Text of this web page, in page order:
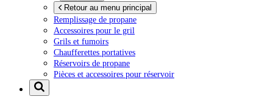
Retour au menu principal
Remplissage de propane
Accessoires pour le gril
Grils et fumoirs
Chaufferettes portatives
Réservoirs de propane
Pièces et accessoires pour réservoir